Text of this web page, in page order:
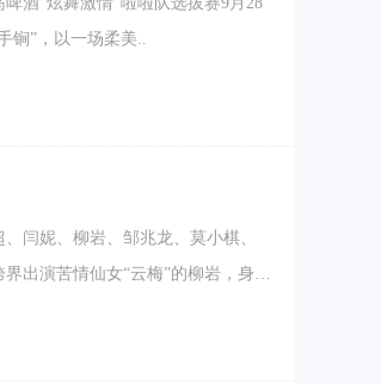
锏”，以一场柔美..
闫妮、柳岩、邹兆龙、莫小棋、
出演苦情仙女“云梅”的柳岩，身穿